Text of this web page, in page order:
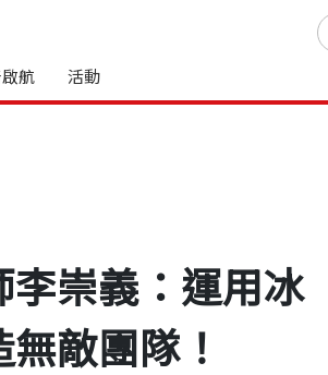
航 活動
李崇義：運用冰
敵團隊！